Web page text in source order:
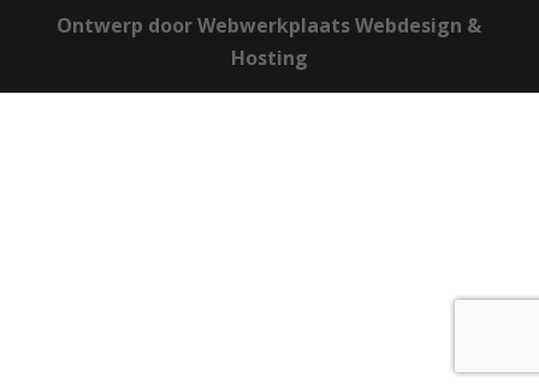
Ontwerp door Webwerkplaats Webdesign &
Hosting